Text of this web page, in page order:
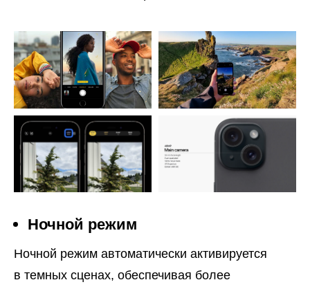
Ночной режим
Ночной режим автоматически активируется
в темных сценах, обеспечивая более